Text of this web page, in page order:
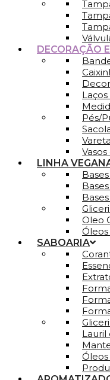
DECORAÇÃO
Pés/
Vasos
LINHA
Oleo
Óleos
SABOARIA
Lauril